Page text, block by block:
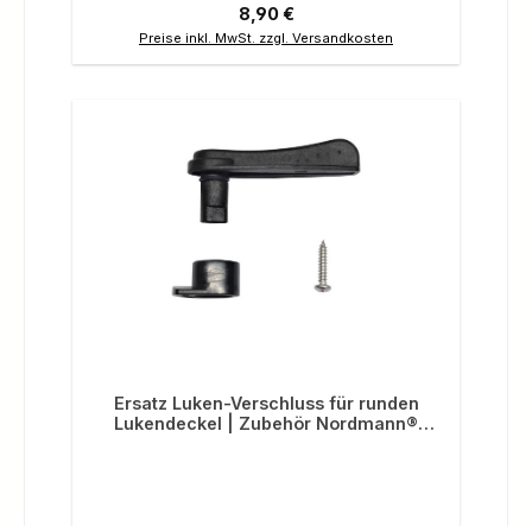
Regulärer Preis:
8,90 €
Preise inkl. MwSt. zzgl. Versandkosten
Ersatz Luken-Verschluss für runden
Lukendeckel | Zubehör Nordmann®